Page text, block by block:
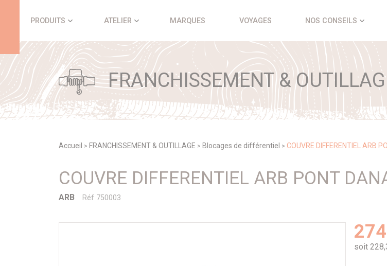
PRODUITS ATELIER MARQUES VOYAGES NOS CONSEILS
FRANCHISSEMENT &
Accueil > FRANCHISSEMENT & OUTILLAGE > Blocages de différentiel > COUVRE DIFFERENTIEL ARB
COUVRE DIFFERENTIEL ARB PONT
ARB Réf 750003
soit